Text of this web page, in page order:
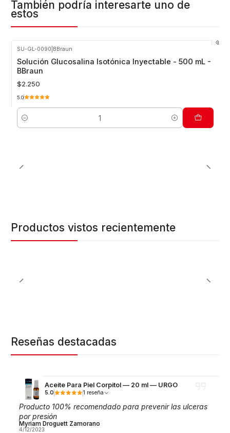
También podría interesarte uno de
estos
SU-GL-0090 BBraun
Solución Glucosalina Isotónica Inyectable - 500 mL -
BBraun
$2.250
5.0
Cantidad
Productos vistos recientemente
Reseñas destacadas
Aceite Para Piel Corpitol — 20 ml — URGO
5.0 1 reseña
Producto 100% recomendado para prevenir las ulceras
por presión
Myriam Droguett Zamorano
4/12/2023